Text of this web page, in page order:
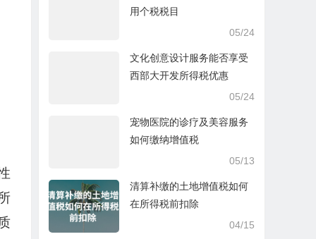
用个税税目
05/24
文化创意设计服务能否享受
西部大开发所得税优惠
05/24
宠物医院的诊疗及美容服务
如何缴纳增值税
05/13
清算补缴的土地增值税如何
在所得税前扣除
04/15